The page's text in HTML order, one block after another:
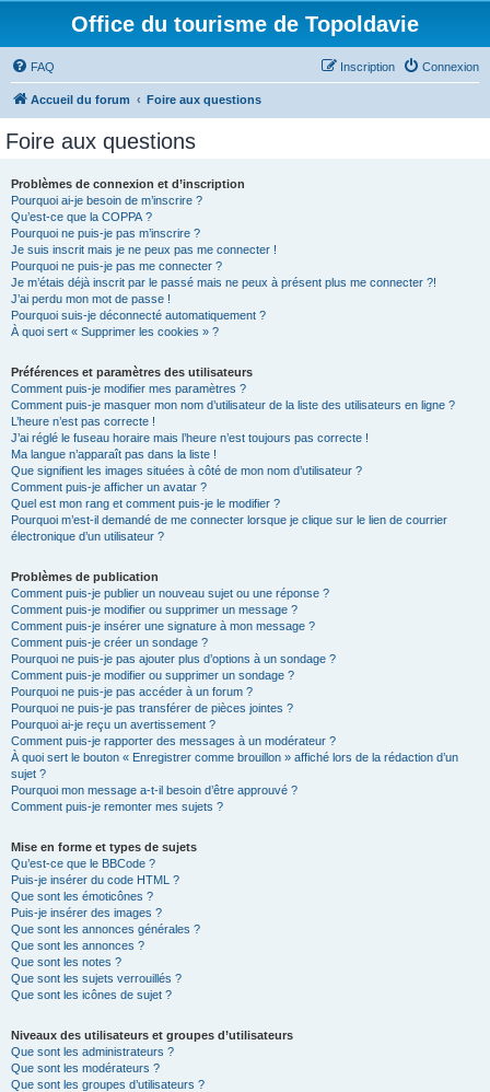
Office du tourisme de Topoldavie
FAQ Connexion
Inscription
Accueil du forum Foire aux questions
Foire aux questions
Problèmes de connexion et d’inscription
Pourquoi ai-je besoin de m’inscrire ?
Qu’est-ce que la COPPA ?
Pourquoi ne puis-je pas m’inscrire ?
Je suis inscrit mais je ne peux pas me connecter !
Pourquoi ne puis-je pas me connecter ?
Je m’étais déjà inscrit par le passé mais ne peux à présent plus me connecter ?!
J’ai perdu mon mot de passe !
Pourquoi suis-je déconnecté automatiquement ?
À quoi sert « Supprimer les cookies » ?
Préférences et paramètres des utilisateurs
Comment puis-je modifier mes paramètres ?
Comment puis-je masquer mon nom d’utilisateur de la liste des utilisateurs en ligne ?
L’heure n’est pas correcte !
J’ai réglé le fuseau horaire mais l’heure n’est toujours pas correcte !
Ma langue n’apparaît pas dans la liste !
Que signifient les images situées à côté de mon nom d’utilisateur ?
Comment puis-je afficher un avatar ?
Quel est mon rang et comment puis-je le modifier ?
Pourquoi m’est-il demandé de me connecter lorsque je clique sur le lien de courrier
électronique d’un utilisateur ?
Problèmes de publication
Comment puis-je publier un nouveau sujet ou une réponse ?
Comment puis-je modifier ou supprimer un message ?
Comment puis-je insérer une signature à mon message ?
Comment puis-je créer un sondage ?
Pourquoi ne puis-je pas ajouter plus d’options à un sondage ?
Comment puis-je modifier ou supprimer un sondage ?
Pourquoi ne puis-je pas accéder à un forum ?
Pourquoi ne puis-je pas transférer de pièces jointes ?
Pourquoi ai-je reçu un avertissement ?
Comment puis-je rapporter des messages à un modérateur ?
À quoi sert le bouton « Enregistrer comme brouillon » affiché lors de la rédaction d’un
sujet ?
Pourquoi mon message a-t-il besoin d’être approuvé ?
Comment puis-je remonter mes sujets ?
Mise en forme et types de sujets
Qu’est-ce que le BBCode ?
Puis-je insérer du code HTML ?
Que sont les émoticônes ?
Puis-je insérer des images ?
Que sont les annonces générales ?
Que sont les annonces ?
Que sont les notes ?
Que sont les sujets verrouillés ?
Que sont les icônes de sujet ?
Niveaux des utilisateurs et groupes d’utilisateurs
Que sont les administrateurs ?
Que sont les modérateurs ?
Que sont les groupes d’utilisateurs ?